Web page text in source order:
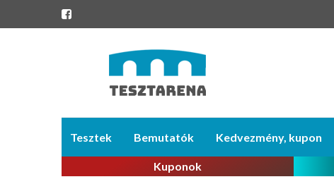
content
Tesztek Bemutatók Kedvezmény, kupon
Kuponok